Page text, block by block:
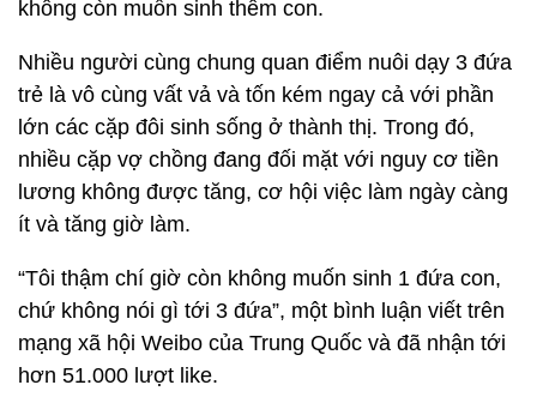
không còn muốn sinh thêm con.
Nhiều người cùng chung quan điểm nuôi dạy 3 đứa
trẻ là vô cùng vất vả và tốn kém ngay cả với phần
lớn các cặp đôi sinh sống ở thành thị. Trong đó,
nhiều cặp vợ chồng đang đối mặt với nguy cơ tiền
lương không được tăng, cơ hội việc làm ngày càng
ít và tăng giờ làm.
“Tôi thậm chí giờ còn không muốn sinh 1 đứa con,
chứ không nói gì tới 3 đứa”, một bình luận viết trên
mạng xã hội Weibo của Trung Quốc và đã nhận tới
hơn 51.000 lượt like.